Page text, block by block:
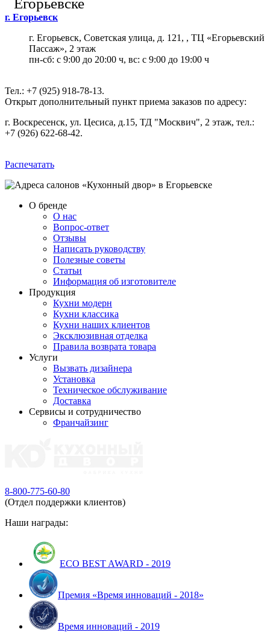
г. Егорьевск
г. Егорьевск, Советская улица, д. 121, , ТЦ «Егорьевский
Пассаж», 2 этаж
пн-сб: с 9:00 до 20:00 ч, вс: с 9:00 до 19:00 ч
Тел.: +7 (925) 918-78-13.
Открыт дополнительный пункт приема заказов по адресу:
г. Воскресенск, ул. Цесиса, д.15, ТД "Москвич", 2 этаж, тел.:
+7 (926) 622-68-42.
Распечатать
О бренде
О нас
Вопрос-ответ
Отзывы
Написать руководству
Полезные советы
Статьи
Информация об изготовителе
Продукция
Кухни модерн
Кухни классика
Кухни наших клиентов
Эксклюзивная отделка
Правила возврата товара
Услуги
Вызвать дизайнера
Установка
Техническое обслуживание
Доставка
Сервисы и сотрудничество
Франчайзинг
8-800-775-60-80
(Отдел поддержки клиентов)
Наши награды:
ECO BEST AWARD - 2019
Премия «Время инноваций - 2018»
Время инноваций - 2019